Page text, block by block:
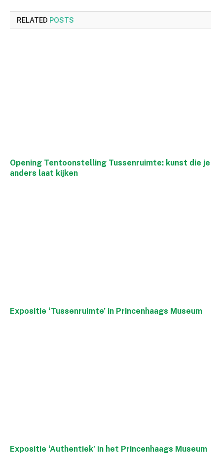
RELATED POSTS
Opening Tentoonstelling Tussenruimte: kunst die je
anders laat kijken
Expositie ‘Tussenruimte’ in Princenhaags Museum
Expositie ‘Authentiek’ in het Princenhaags Museum